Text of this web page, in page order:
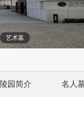
艺术墓
陵园简介 名人